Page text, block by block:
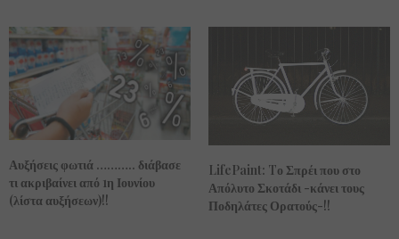
Αυξήσεις φωτιά ……….. διάβασε
τι ακριβαίνει από 1η Ιουνίου
(λίστα αυξήσεων)!!
LifePaint: Tο Σπρέι που στο
Απόλυτο Σκοτάδι -κάνει τους
Ποδηλάτες Ορατούς-!!